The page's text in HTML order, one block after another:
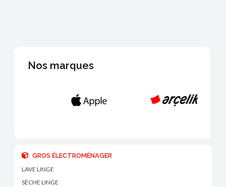
Nos marques
GROS ÉLECTROMÉNAGER
LAVE LINGE
SÈCHE LINGE